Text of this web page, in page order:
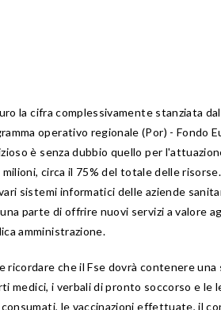
la cifra complessivamente stanziata
operativo regionale (Por) - Fondo
è senza dubbio quello per
circa il 75% del totale delle
sistemi informatici delle aziende
parte di offrire nuovi servizi a valore
amministrazione.
ricordare che il Fse dovrà contenere
medici, i verbali di pronto soccorso e le
le vaccinazioni effettuate, il